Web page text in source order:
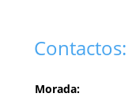
Contactos:
Morada: